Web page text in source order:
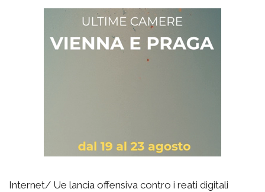
Internet/ Ue lancia offensiva contro i reati digitali